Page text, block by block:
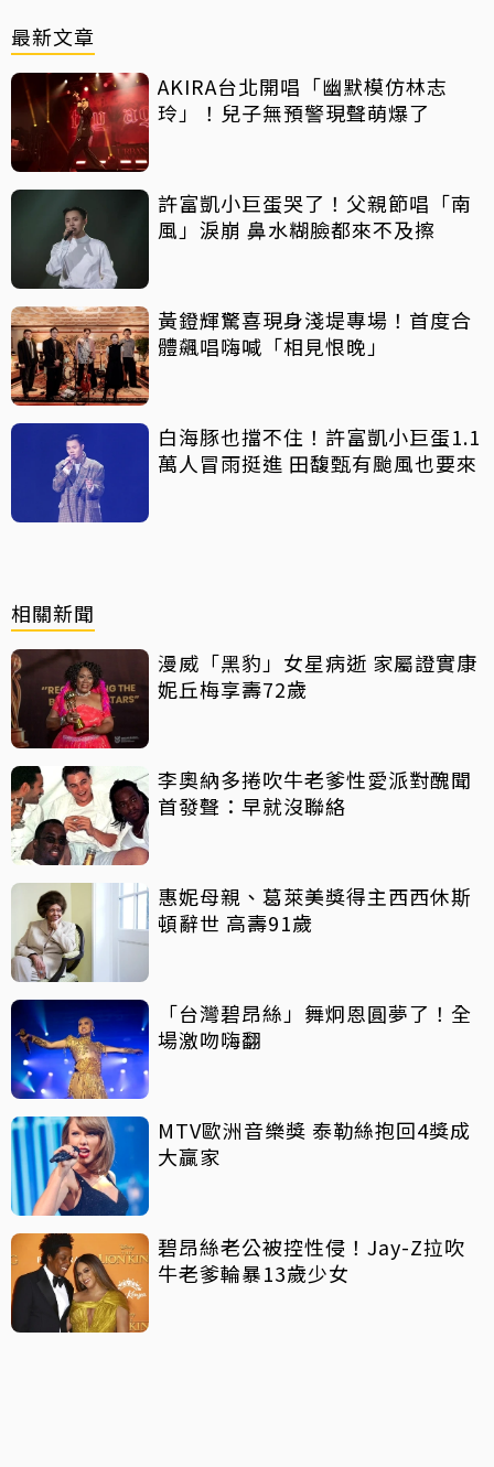
最新文章
AKIRA台北開唱「幽默模仿林志
玲」！兒子無預警現聲萌爆了
許富凱小巨蛋哭了！父親節唱「南
風」淚崩 鼻水糊臉都來不及擦
黃鐙輝驚喜現身淺堤專場！首度合
體飆唱嗨喊「相見恨晚」
白海豚也擋不住！許富凱小巨蛋1.1
萬人冒雨挺進 田馥甄有颱風也要來
相關新聞
漫威「黑豹」女星病逝 家屬證實康
妮丘梅享壽72歲
李奧納多捲吹牛老爹性愛派對醜聞
首發聲：早就沒聯絡
惠妮母親、葛萊美獎得主西西休斯
頓辭世 高壽91歲
「台灣碧昂絲」舞炯恩圓夢了！全
場激吻嗨翻
MTV歐洲音樂獎 泰勒絲抱回4獎成
大贏家
碧昂絲老公被控性侵！Jay-Z拉吹
牛老爹輪暴13歲少女